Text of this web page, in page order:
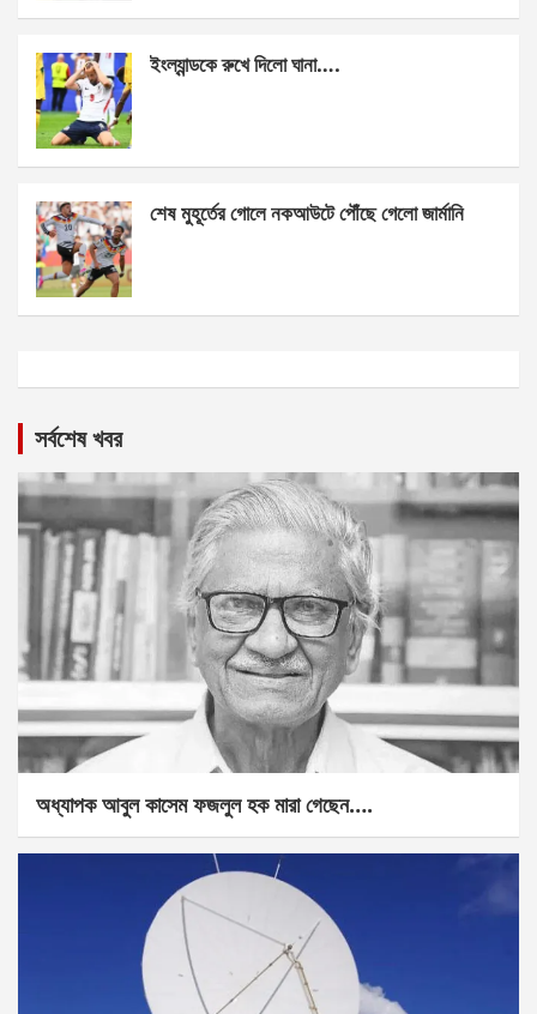
ইংল্যান্ডকে রুখে দিলো ঘানা….
শেষ মুহূর্তের গোলে নকআউটে পৌঁছে গেলো জার্মানি
সর্বশেষ খবর
অধ্যাপক আবুল কাসেম ফজলুল হক মারা গেছেন….